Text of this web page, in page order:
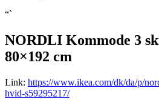
“`
NORDLI Kommode 3
80×192 cm
Link: https://www.ikea.com/dk/da/p/
hvid-s59295217/